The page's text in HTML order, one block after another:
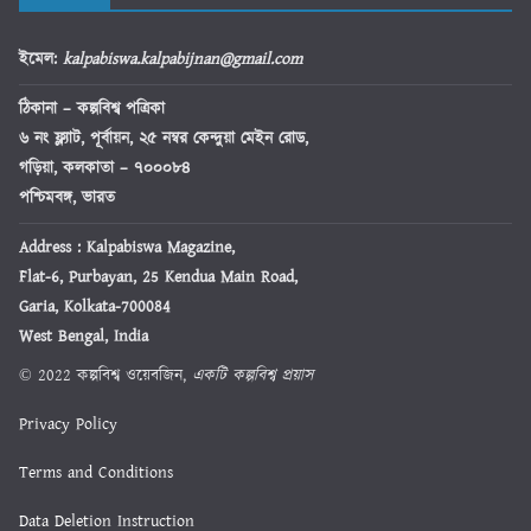
ইমেল: kalpabiswa.kalpabijnan@gmail.com
ঠিকানা– কল্পবিশ্ব পত্রিকা
৬ নং ফ্ল্যাট, পূর্বায়ন, ২৫ নম্বর কেন্দুয়া মেইন রোড,
গড়িয়া, কলকাতা – ৭০০০৮৪
পশ্চিমবঙ্গ, ভারত
Address : Kalpabiswa Magazine,
Flat-6, Purbayan, 25 Kendua Main Road,
Garia, Kolkata-700084
West Bengal, India
© 2022 কল্পবিশ্ব ওয়েবজিন, একটি কল্পবিশ্ব প্রয়াস
Privacy Policy
Terms and Conditions
Data Deletion Instruction